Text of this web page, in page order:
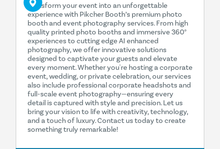
Transform your event into an unforgettable
experience with Pikcher Booth’s premium photo
booth and event photography services. From high
quality printed photo booths and immersive 360°
experiences to cutting edge AI enhanced
photography, we offer innovative solutions
designed to captivate your guests and elevate
every moment. Whether you're hosting a corporate
event, wedding, or private celebration, our services
also include professional corporate headshots and
full-scale event photography—ensuring every
detail is captured with style and precision. Let us
bring your vision to life with creativity, technology,
and a touch of luxury. Contact us today to create
something truly remarkable!